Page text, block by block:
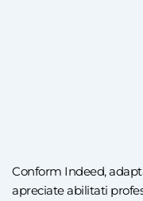
Conform Indeed,
apreciate abilitati